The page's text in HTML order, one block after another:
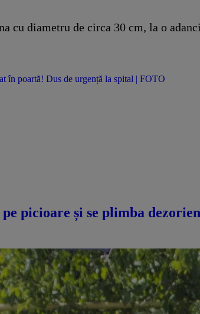
cu diametru de circa 30 cm, la o
în poartă! Dus de urgență la spital | FOTO
picioare și se plimba